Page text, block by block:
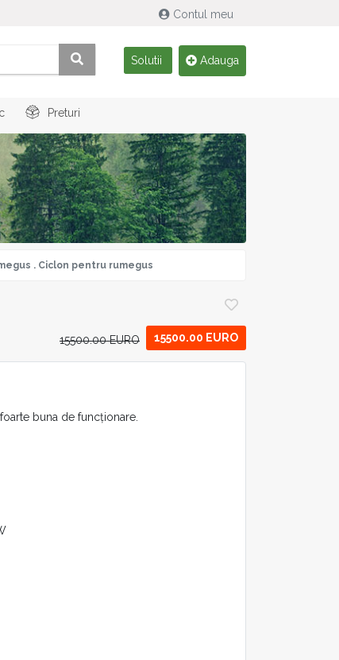
Contul meu
Solutii Adauga
Preturi
. Ciclon pentru rumegus
15500.00 EURO
15500.00 EURO
buna de funcționare.